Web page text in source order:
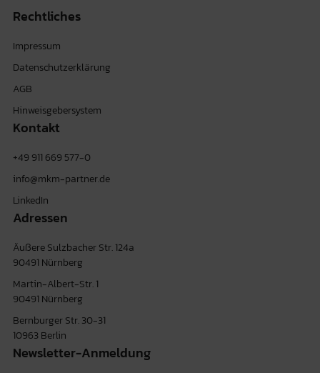
Rechtliches
Impressum
Datenschutzerklärung
AGB
Hinweisgebersystem
Kontakt
+49 911 669 577-0
info@mkm-partner.de
LinkedIn
Adressen
Äußere Sulzbacher Str. 124a
90491 Nürnberg
Martin-Albert-Str. 1
90491 Nürnberg
Bernburger Str. 30-31
10963 Berlin
Newsletter-Anmeldung